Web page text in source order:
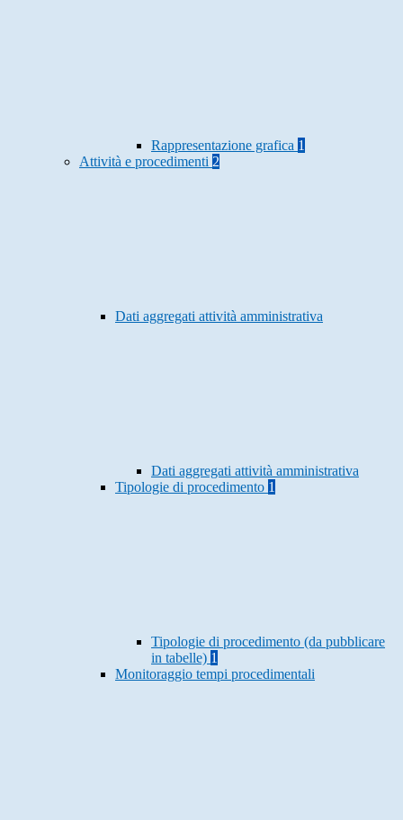
Rappresentazione grafica 1
Attività e procedimenti 2
Dati aggregati attività amministrativa
Dati aggregati attività amministrativa
Tipologie di procedimento 1
Tipologie di procedimento (da pubblicare
in tabelle) 1
Monitoraggio tempi procedimentali